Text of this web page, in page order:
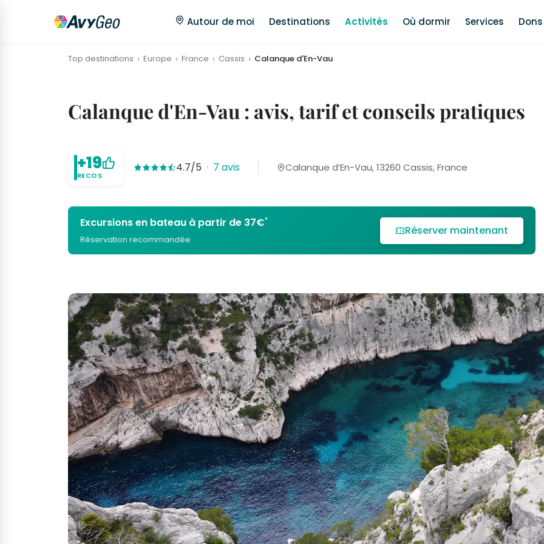
Autour de moi Destinations Activités Où dormir Services
Top destinations Europe France Cassis Calanque d'En-Vau
Calanque d'En-Vau : avis, tarif et conseils pratiques
+19
RECOS
4.7/5 · 7 avis Calanque d’En-Vau, 13260 Cassis, France
Excursions en bateau à partir de 37€*
Réservation recommandée
Réserver maintenant